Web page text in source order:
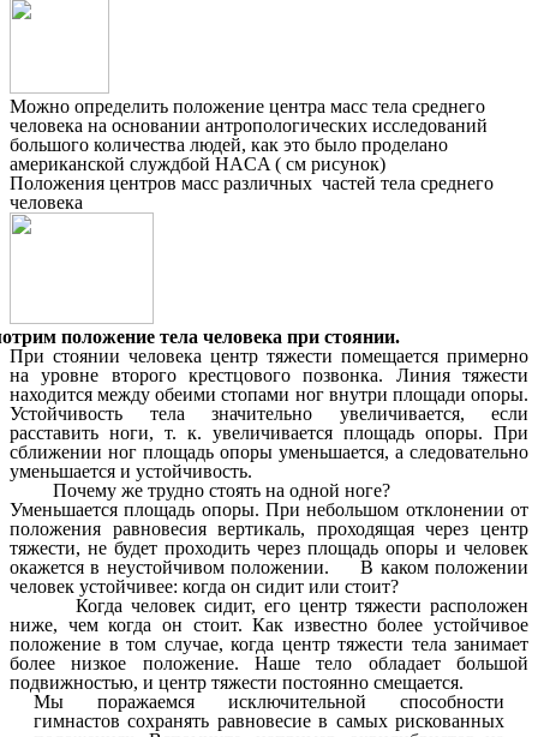
Можно определить положение центра масс тела среднего
человека на основании антропологических исследований
большого количества людей, как это было проделано
американской служдбой HACA ( см рисунок)
Положения центров масс различных частей тела среднего
человека
положение тела человека при стоянии.
При стоянии человека центр тяжести помещается примерно
на уровне второго крестцового позвонка. Линия тяжести
находится между обеими стопами ног внутри площади опоры.
Устойчивость тела значительно увеличивается, если
расставить ноги, т. к. увеличивается площадь опоры. При
сближении ног площадь опоры уменьшается, а следовательно
уменьшается и устойчивость.
Почему же трудно стоять на одной ноге?
Уменьшается площадь опоры. При небольшом отклонении от
положения равновесия вертикаль, проходящая через центр
тяжести, не будет проходить через площадь опоры и человек
окажется в неустойчивом положении.
В каком положении
человек устойчивее: когда он сидит или стоит?
Когда человек сидит, его центр тяжести расположен
ниже, чем когда он стоит. Как известно более устойчивое
положение в том случае, когда центр тяжести тела занимает
более низкое положение. Наше тело обладает большой
подвижностью, и центр тяжести постоянно смещается.
Мы поражаемся исключительной способности
гимнастов сохранять равновесие в самых рискованных